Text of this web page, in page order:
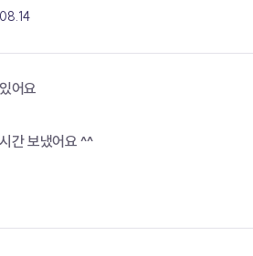
어요
간 보냈어요 ^^